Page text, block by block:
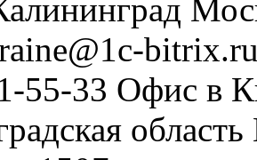
55-33 Офис в
область